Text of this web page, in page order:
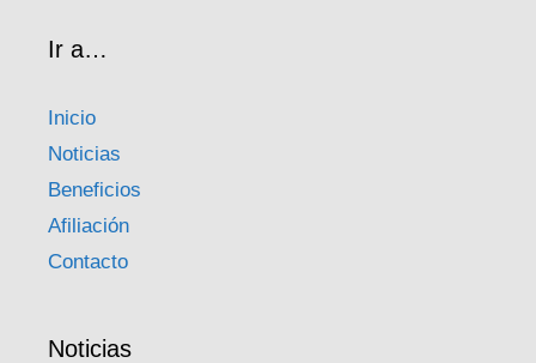
Ir a…
Inicio
Noticias
Beneficios
Afiliación
Contacto
Noticias